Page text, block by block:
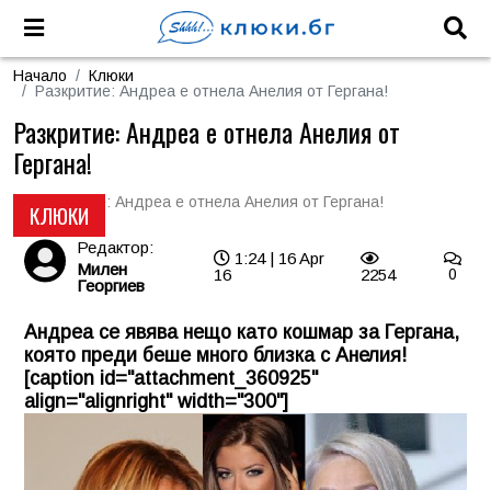
Начало
Клюки
Разкритие: Андреа е отнела Анелия от Гергана!
КЛЮКИ
Разкритие: Андреа е отнела Анелия от
Гергана!
Редактор:
Милен
Георгиев
1:24 | 16 Apr
16
2254 0
Андреа се явява нещо като кошмар за Гергана,
която преди беше много близка с Анелия!
[caption id="attachment_360925"
align="alignright" width="300"]